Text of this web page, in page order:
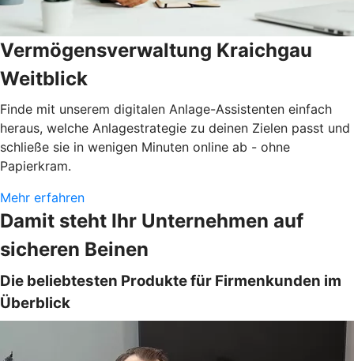
Vermögensverwaltung Kraichgau
Weitblick
Finde mit unserem digitalen Anlage-Assistenten einfach
heraus, welche Anlagestrategie zu deinen Zielen passt und
schließe sie in wenigen Minuten online ab - ohne
Papierkram.
Mehr erfahren
Damit steht Ihr Unternehmen auf
sicheren Beinen
Die beliebtesten Produkte für Firmenkunden im
Überblick